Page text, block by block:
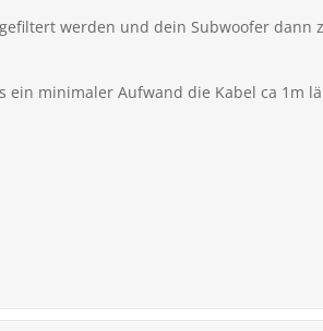
werden und dein Subwoofer dann
minimaler Aufwand die Kabel ca 1m